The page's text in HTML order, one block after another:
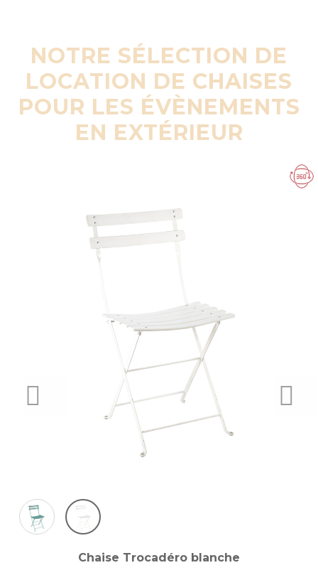
NOTRE SÉLECTION DE
LOCATION DE CHAISES
POUR LES ÉVÈNEMENTS
EN EXTÉRIEUR
Chaise Trocadéro blanche